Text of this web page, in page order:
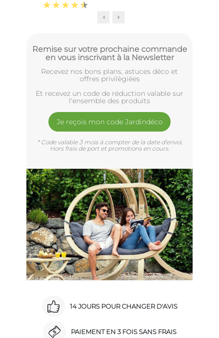
Remise sur votre prochaine commande
en vous inscrivant à la Newsletter
Recevez nos bons plans, astuces déco et
offres privilègiées
Et recevez un code de réduction valable sur
l'ensemble des produits
Je reçois mon code Jardindéco
* Code valable 3 mois à compter de la date d'envoi.
Hors frais de port et promotions en cours.
14 JOURS POUR CHANGER D'AVIS
PAIEMENT EN 3 FOIS SANS FRAIS